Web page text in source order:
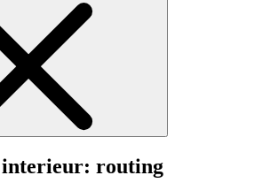
routing